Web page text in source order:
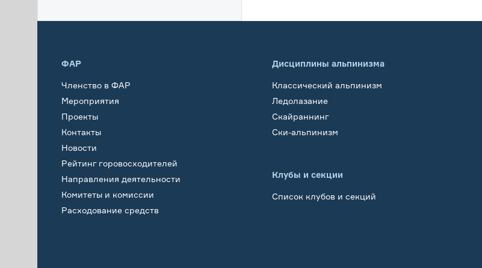
ФАР
Членство в ФАР
Мероприятия
Проекты
Контакты
Новости
Рейтинг горовосходителей
Направления деятельности
Комитеты и комиссии
Расходование средств
Дисциплины альпинизма
Классический альпинизм
Ледолазание
Скайраннинг
Ски-альпинизм
Клубы и секции
Список клубов и секций